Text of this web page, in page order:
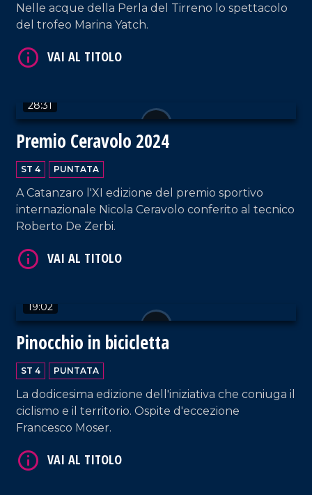
Nelle acque della Perla del Tirreno lo spettacolo
del trofeo Marina Yatch.
28:31
Premio Ceravolo 2024
ST 4 PUNTATA
A Catanzaro l'XI edizione del premio sportivo
internazionale Nicola Ceravolo conferito al tecnico
Roberto De Zerbi.
19:02
Pinocchio in bicicletta
ST 4 PUNTATA
La dodicesima edizione dell'iniziativa che coniuga il
ciclismo e il territorio. Ospite d'eccezione
Francesco Moser.
VAI AL TITOLO
VAI AL TITOLO
VAI AL TITOLO